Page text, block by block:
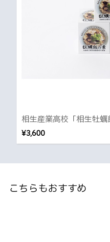
相生産業高校「相生牡
¥3,600
こちらもおすすめ